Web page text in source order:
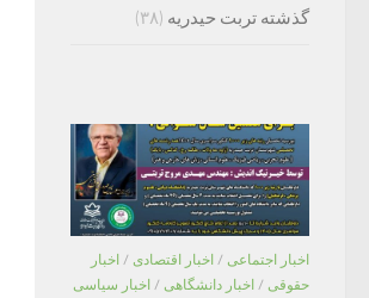
گذشته تربت حیدریه (۳۸)
اخبار اجتماعی / اخبار اقتصادی / اخبار
حقوقی / اخبار دانشگاهی / اخبار سیاسی